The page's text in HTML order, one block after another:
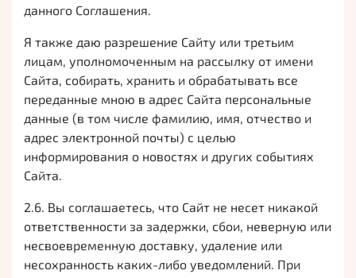
данного Соглашения.
Я также даю разрешение Сайту или третьим
лицам, уполномоченным на рассылку от имени
Сайта, собирать, хранить и обрабатывать все
переданные мною в адрес Сайта персональные
данные (в том числе фамилию, имя, отчество и
адрес электронной почты) с целью
информирования о новостях и других событиях
Сайта.
2.6. Вы соглашаетесь, что Сайт не несет никакой
ответственности за задержки, сбои, неверную или
несвоевременную доставку, удаление или
несохранность каких-либо уведомлений. При